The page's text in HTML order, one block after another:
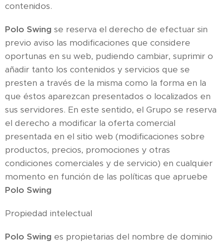
contenidos.
Polo Swing se reserva el derecho de efectuar sin
previo aviso las modificaciones que considere
oportunas en su web, pudiendo cambiar, suprimir o
añadir tanto los contenidos y servicios que se
presten a través de la misma como la forma en la
que éstos aparezcan presentados o localizados en
sus servidores. En este sentido, el Grupo se reserva
el derecho a modificar la oferta comercial
presentada en el sitio web (modificaciones sobre
productos, precios, promociones y otras
condiciones comerciales y de servicio) en cualquier
momento en función de las políticas que apruebe
Polo Swing
Propiedad intelectual
Polo Swing es propietarias del nombre de dominio